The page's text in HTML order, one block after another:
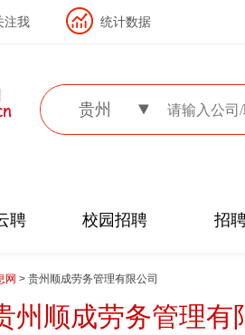
注我 统计数据
贵州
聘 校园招聘 招
网 > 贵州顺成劳务管理有限公司
州顺成劳务管理有